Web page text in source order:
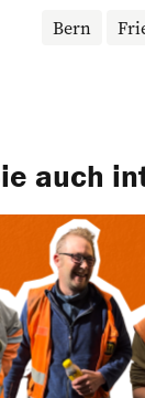
Bern
auch